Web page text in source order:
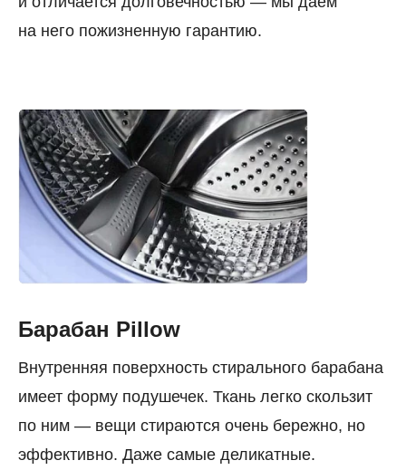
на него пожизненную гарантию.
Барабан Pillow
Внутренняя поверхность стирального барабана
имеет форму подушечек. Ткань легко скользит
по ним — вещи стираются очень бережно, но
эффективно. Даже самые деликатные.